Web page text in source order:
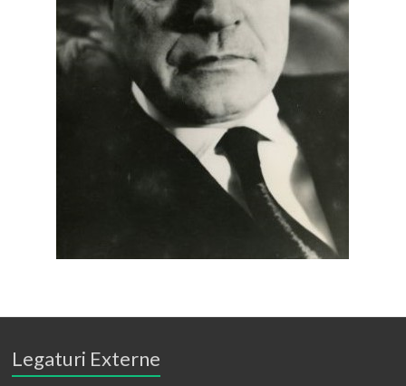
Legaturi Externe